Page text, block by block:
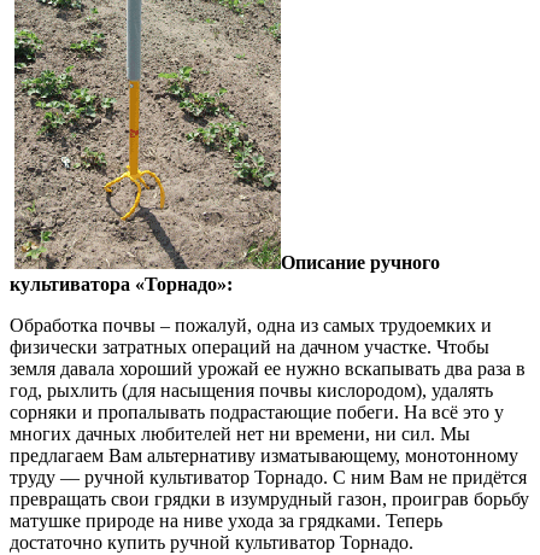
Описание ручного
культиватора «Торнадо»:
Обработка почвы – пожалуй, одна из самых трудоемких и
физически затратных операций на дачном участке. Чтобы
земля давала хороший урожай ее нужно вскапывать два раза в
год, рыхлить (для насыщения почвы кислородом), удалять
сорняки и пропалывать подрастающие побеги. На всё это у
многих дачных любителей нет ни времени, ни сил. Мы
предлагаем Вам альтернативу изматывающему, монотонному
труду — ручной культиватор Торнадо. С ним Вам не придётся
превращать свои грядки в изумрудный газон, проиграв борьбу
матушке природе на ниве ухода за грядками. Теперь
достаточно купить ручной культиватор Торнадо.